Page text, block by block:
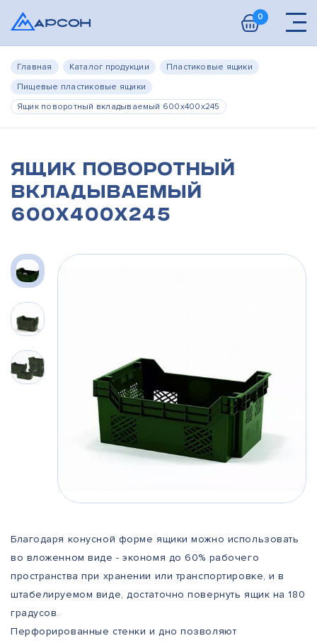
0
Главная Каталог продукции
Пластиковые ящики
Пищевые пластиковые ящики
Ящик поворотный вкладываемый 600х400х245
Ящик поворотный
вкладываемый
600х400х245
Благодаря конусной форме ящики можно использовать
во вложенном виде - экономя до 60% рабочего
пространства при хранении или транспортировке, и в
штабелируемом виде, достаточно повернуть ящик на 180
градусов.
Перфорированные стенки и дно позволяют